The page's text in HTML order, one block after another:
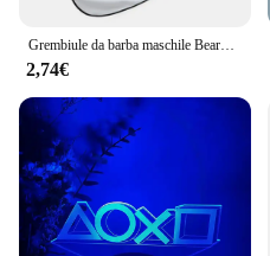
Grembiule da barba maschile Beard Catcher Cape Care bavaglino viso capelli rasati bavaglini per adulti rasoio pulizia parrucchiere per uomo grembiule pulito regalo
2,74€